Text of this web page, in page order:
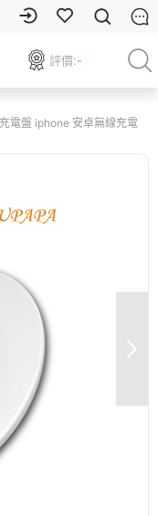
評價:-
電盤 iphone 安卓無線充電